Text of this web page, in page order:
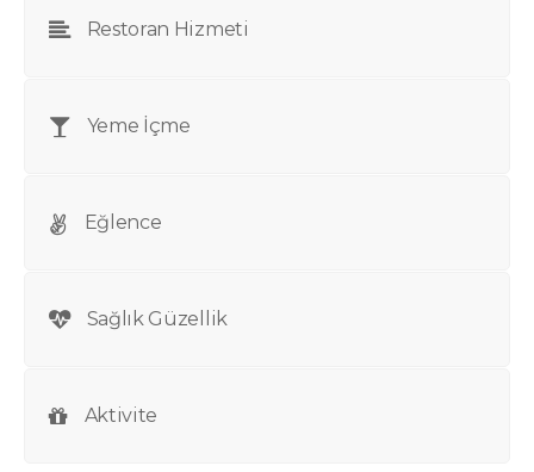
Restoran Hizmeti
Yeme İçme
Eğlence
Sağlık Güzellik
Aktivite